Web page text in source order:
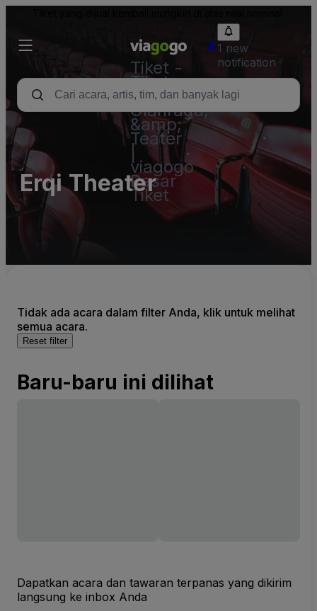
Tiket -
Tiket
Konser,
Olahraga,
&amp;
Teater
viagogo
Pasar
Tiket
1 new
notification
Erqi Theater
Tidak ada acara dalam filter Anda, klik untuk melihat
semua acara.
Reset filter
Baru-baru ini dilihat
Dapatkan acara dan tawaran terpanas yang dikirim
langsung ke inbox Anda